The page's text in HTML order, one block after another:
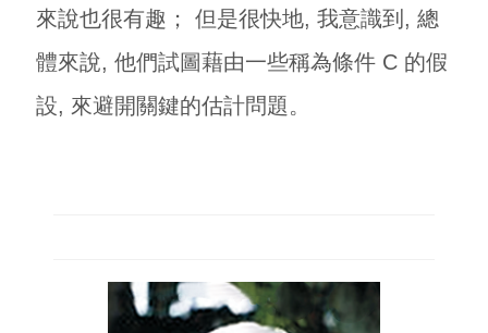
來說也很有趣； 但是很快地, 我意識到, 總
體來說, 他們試圖藉由一些稱為條件 C 的假
設, 來避開關鍵的估計問題。